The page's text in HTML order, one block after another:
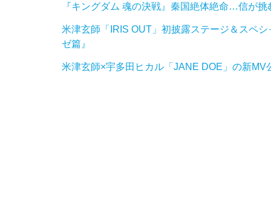
『キングダム 魂の決戦』秦国絶体絶命…信が挑
米津玄師「IRIS OUT」初披露ステージ＆スペ
ゼ篇』
米津玄師×宇多田ヒカル「JANE DOE」の新